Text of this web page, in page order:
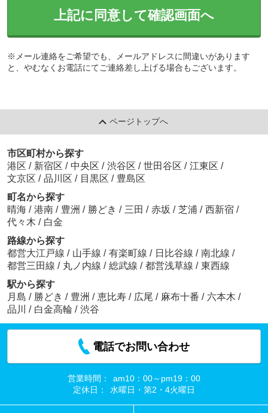
上記に同意して確認画面へ
※メール連絡をご希望でも、メールアドレスに間違いがあります
と、やむなくお電話にてご連絡差し上げる場合もございます。
ページトップへ
市区町村から探す
港区 / 新宿区 / 中央区 / 渋谷区 / 世田谷区 / 江東区 /
文京区 / 品川区 / 目黒区 / 豊島区
町名から探す
晴海 / 港南 / 豊洲 / 勝どき / 三田 / 赤坂 / 芝浦 / 西新宿 /
代々木 / 白金
路線から探す
都営大江戸線 / 山手線 / 有楽町線 / 日比谷線 / 南北線 /
都営三田線 / 丸ノ内線 / 総武線 / 都営浅草線 / 東西線
駅から探す
月島 / 勝どき / 豊洲 / 恵比寿 / 広尾 / 麻布十番 / 六本木 /
品川
/ 白金高輪 / 渋谷
電話でお問い合わせ
営業時間：
am10：00～pm19：00
定休日：
水曜日・第2・4火曜日